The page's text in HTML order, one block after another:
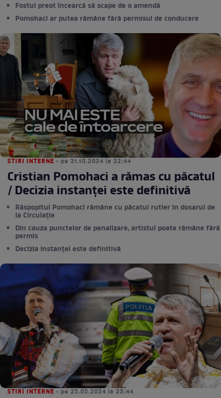
Fostul preot încearcă să scape de o amendă
Pomohaci ar putea rămâne fără permisul de conducere
STIRI INTERNE • pe 21.10.2024 la 22:44
Cristian Pomohaci a rămas cu păcatul
/ Decizia instanței este definitivă
Răspopitul Pomohaci rămâne cu păcatul rutier în dosarul de
la Circulație
Din cauza punctelor de penalizare, artistul poate rămâne fără
permis
Decizia instanței este definitivă
STIRI INTERNE • pe 25.05.2024 la 23:44